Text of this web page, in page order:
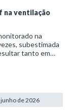
na ventilação
na
subestimada
tanto em
de 2026